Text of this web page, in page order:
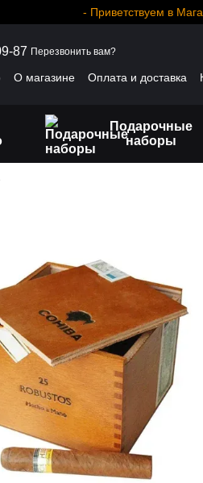
- Приветствуем в
87 Перезвонить вам?
О магазине Оплата и доставка
Подарочные
наборы